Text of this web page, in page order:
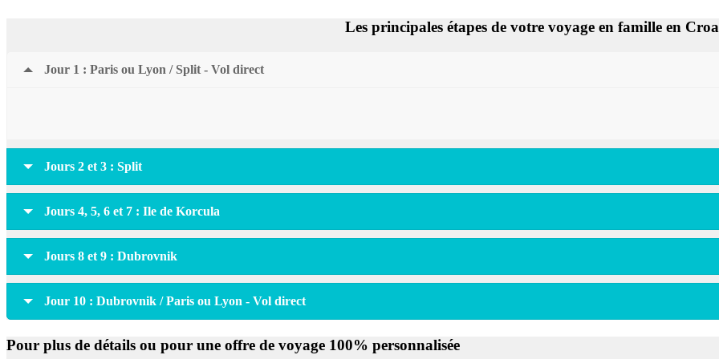
Les principales étapes de votre voyage en famille en
Jour 1 : Paris ou Lyon / Split - Vol direct
Jours 2 et 3 : Split
Jours 4, 5, 6 et 7 : Ile de Korcula
Jours 8 et 9 : Dubrovnik
Jour 10 : Dubrovnik / Paris ou Lyon - Vol direct
Pour plus de détails ou pour une offre de voyage 100% personnalisée